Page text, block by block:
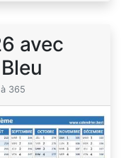
avec
365